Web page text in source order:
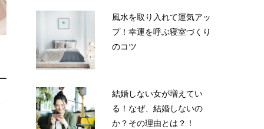
風水を取り入れて運気アッ
プ！幸運を呼ぶ寝室づくり
のコツ
結婚しない女が増えてい
る！なぜ、結婚しないの
か？その理由とは？！